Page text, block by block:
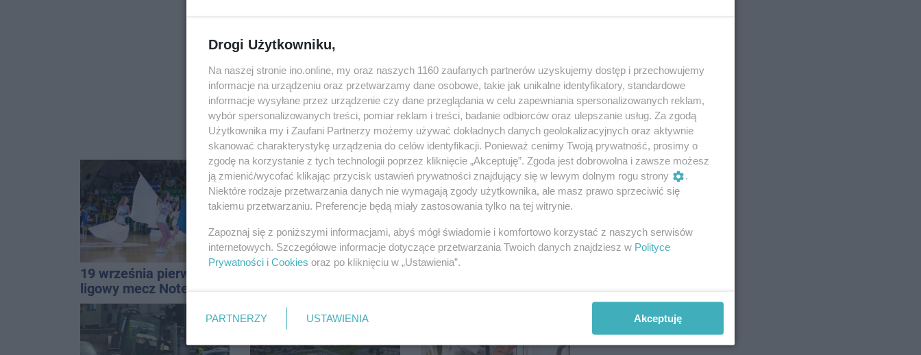
19 września pierwszy
ligowy mecz Noteci.
Znamy cały terminarz
Dlaczego sauny, a nie
Ratusz odpowiada
Drogi Użytkowniku,
Na naszej stronie ino.online, my oraz naszych 1160 zaufanych partnerów uzyskujemy dostęp i przechowujemy
informacje na urządzeniu oraz przetwarzamy dane osobowe, takie jak unikalne identyfikatory, standardowe
informacje wysyłane przez urządzenie czy dane przeglądania w celu zapewniania spersonalizowanych reklam,
wybór spersonalizowanych treści, pomiar reklam i treści, badanie odbiorców oraz ulepszanie usług. Za zgodą
Użytkownika my i Zaufani Partnerzy możemy używać dokładnych danych geolokalizacyjnych oraz aktywnie
skanować charakterystykę urządzenia do celów identyfikacji. Ponieważ cenimy Twoją prywatność, prosimy o
zgodę na korzystanie z tych technologii poprzez kliknięcie „Akceptuję”. Zgoda jest dobrowolna i zawsze możesz
ją zmienić/wycofać klikając przycisk ustawień prywatności znajdujący się w lewym dolnym rogu strony
.
Niektóre rodzaje przetwarzania danych nie wymagają zgody użytkownika, ale masz prawo sprzeciwić się
takiemu przetwarzaniu. Preferencje będą miały zastosowania tylko na tej witrynie.
Zapoznaj się z poniższymi informacjami, abyś mógł świadomie i komfortowo korzystać z naszych serwisów
internetowych. Szczegółowe informacje dotyczące przetwarzania Twoich danych znajdziesz w Polityce
Prywatności i Cookies oraz po kliknięciu w „Ustawienia”.
PARTNERZY USTAWIENIA Akceptuję